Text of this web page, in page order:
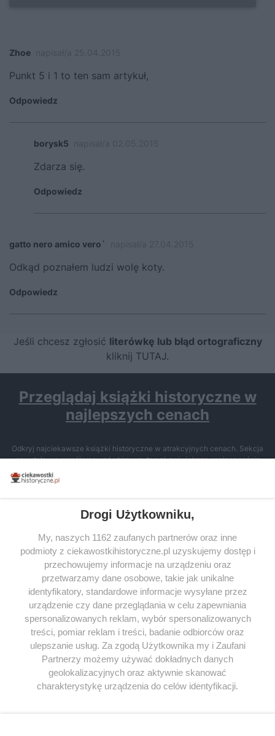
Zhoe
Punkt 5 i 1 to ten sam artykuł,
Odpowiedz
borysk5
Zdarza się.
Odpowiedz
gatto nero amico vero`
Odkąd poznałem ludzi wolę koty.
Odpowiedz
Jeśli chcesz zgłosić literówkę lub błąd ortograficzny
kliknij TUTAJ.
Przeglądaj książki historyczne w
najlepszych cenach
Odkryj najciekawsze książki historyczne w atrakcyjnych cenach. Sekcja
powstała we współpracy z Lubimyczytac.pl, największą społecznością
miłośników literatury w Polsce – dzięki temu możesz wybierać spośród
tytułów najwyżej ocenianych przez czytelników.
SERWIS
SPOŁECZNOŚĆ
WSPÓŁPRACA
KONTAKT
ODWIEDŹ RÓWNIEŻ:
Drogi Użytkowniku,
My, naszych 1162 zaufanych partnerów oraz inne
podmioty z ciekawostkihistoryczne.pl uzyskujemy dostęp i
przechowujemy informacje na urządzeniu oraz
przetwarzamy dane osobowe, takie jak unikalne
identyfikatory, standardowe informacje wysyłane przez
urządzenie czy dane przeglądania w celu zapewniania
spersonalizowanych reklam, wybór spersonalizowanych
treści, pomiar reklam i treści, badanie odbiorców oraz
ulepszanie usług. Za zgodą Użytkownika my i Zaufani
Partnerzy możemy używać dokładnych danych
geolokalizacyjnych oraz aktywnie skanować
charakterystykę urządzenia do celów identyfikacji.